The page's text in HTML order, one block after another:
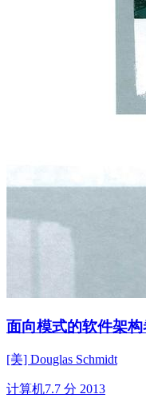
面向模式的软件架
[美] Douglas Schmidt
计算机7.7 分 2013